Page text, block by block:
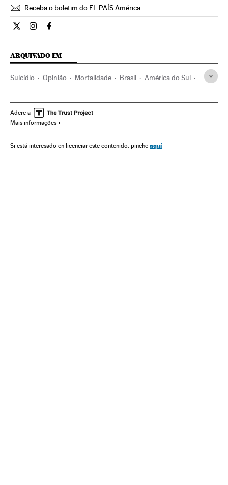
Receba o boletim do EL PAÍS América
Opiniao El País Brasil en Twitter
Opiniao El País Brasil en Instagram
Opiniao El País Brasil en Facebook
ARQUIVADO EM
Suicídio Opinião Mortalidade Brasil América do Sul
Adere a
Mais informações
Si está interesado en licenciar este contenido, pinche aquí